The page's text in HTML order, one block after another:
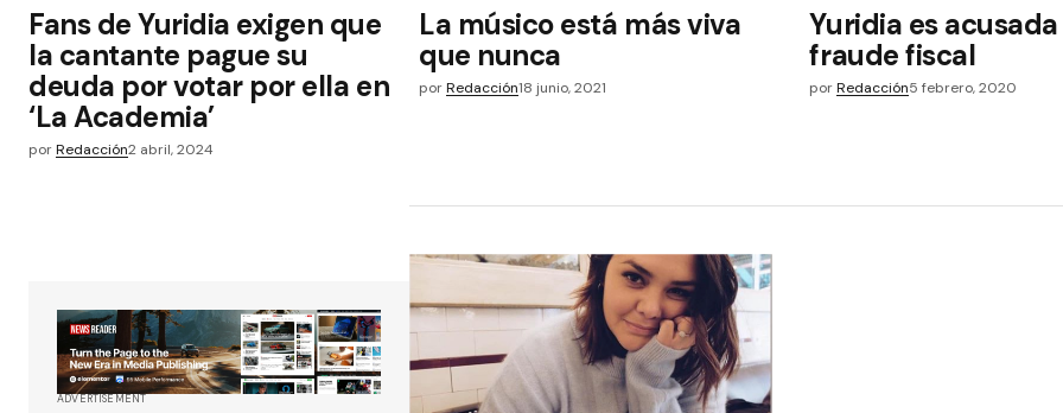
Fans de Yuridia exigen que
la cantante pague su
deuda por votar por ella en
‘La Academia’
porRedacción2 abril, 2024
La músico está más viva
que nunca
por Redacción18 junio, 2021
Yuridia es
fraude fiscal
por Redacción5 febrero, 2020
ADVERTISEMENT